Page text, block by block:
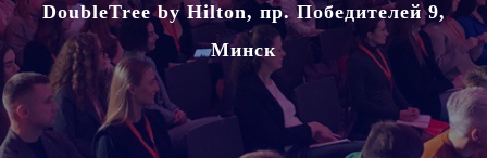
DoubleTree by Hilton, пр. Победителей 9,
Минск